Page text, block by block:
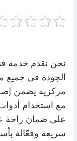
نحن نقدم خدمة
الجودة في جميع
مركزيه يضمن
مع استخدام
على ضمان راحة
سريعة وفعّالة